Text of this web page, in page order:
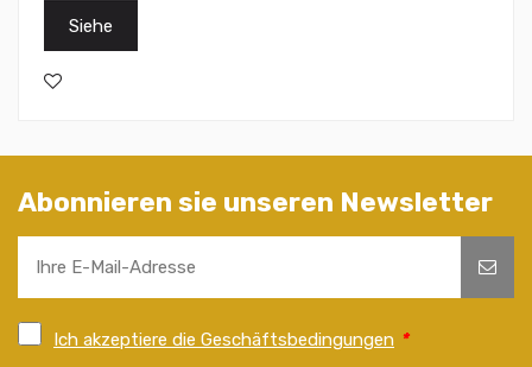
Siehe
Abonnieren sie unseren Newsletter
Ich akzeptiere die Geschäftsbedingungen *